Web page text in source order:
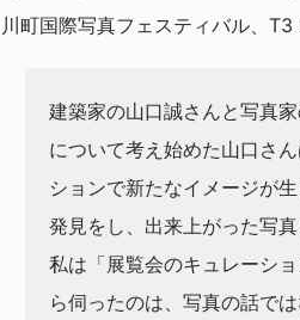
川町国際写真フェスティバル、T3
建築家の山口誠さんと写真
について考え始めた山口さ
ションで新たなイメージが
発見をし、出来上がった写
私は「展覧会のキュレーシ
ら伺ったのは、写真の話で